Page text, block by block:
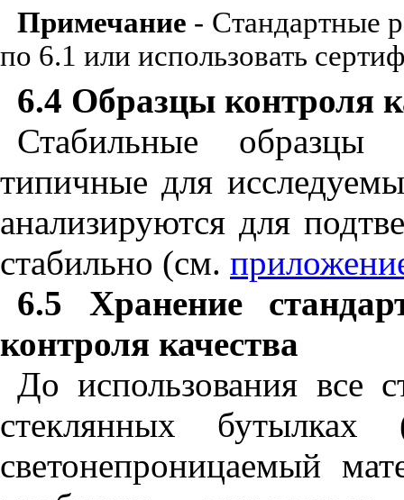
Примечание - Стандартные
по 6.1 или использовать
6.4 Образцы контроля
Стабильные образцы
типичные для
анализируются для
стабильно (см.
6.5 Хранение
контроля качества
До использования все
стеклянных
светонепроницаемый